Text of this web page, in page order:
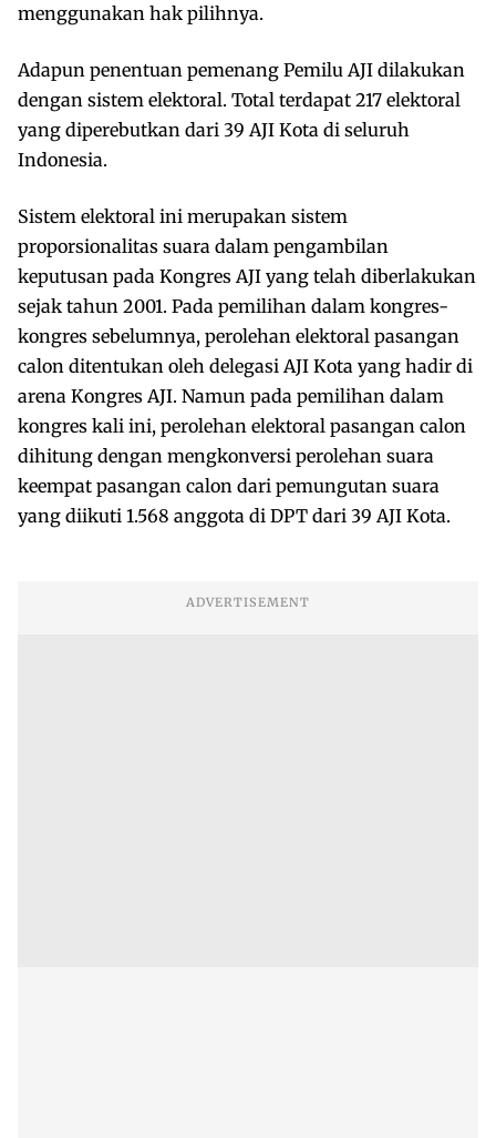
menggunakan hak pilihnya.
Adapun penentuan pemenang Pemilu AJI dilakukan
dengan sistem elektoral. Total terdapat 217 elektoral
yang diperebutkan dari 39 AJI Kota di seluruh
Indonesia.
Sistem elektoral ini merupakan sistem
proporsionalitas suara dalam pengambilan
keputusan pada Kongres AJI yang telah diberlakukan
sejak tahun 2001. Pada pemilihan dalam kongres-
kongres sebelumnya, perolehan elektoral pasangan
calon ditentukan oleh delegasi AJI Kota yang hadir di
arena Kongres AJI. Namun pada pemilihan dalam
kongres kali ini, perolehan elektoral pasangan calon
dihitung dengan mengkonversi perolehan suara
keempat pasangan calon dari pemungutan suara
yang diikuti 1.568 anggota di DPT dari 39 AJI Kota.